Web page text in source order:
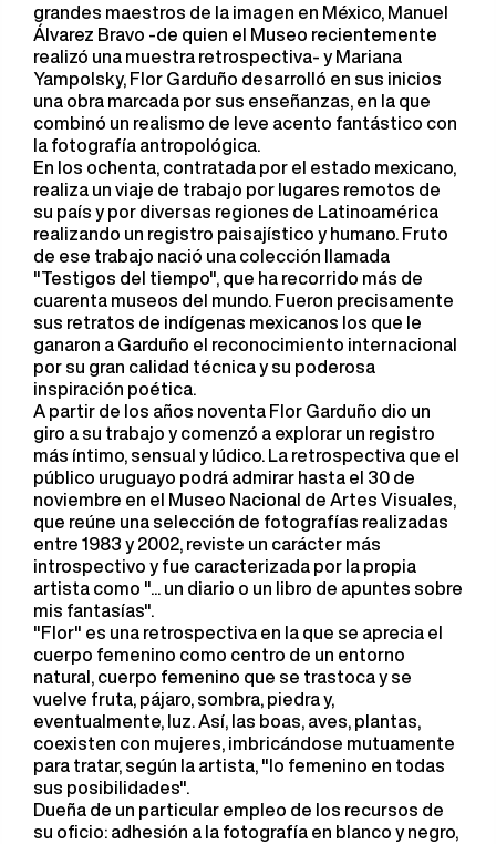
grandes maestros de la imagen en México, Manuel
Álvarez Bravo -de quien el Museo recientemente
realizó una muestra retrospectiva- y Mariana
Yampolsky, Flor Garduño desarrolló en sus inicios
una obra marcada por sus enseñanzas, en la que
combinó un realismo de leve acento fantástico con
la fotografía antropológica.
En los ochenta, contratada por el estado mexicano,
realiza un viaje de trabajo por lugares remotos de
su país y por diversas regiones de Latinoamérica
realizando un registro paisajístico y humano. Fruto
de ese trabajo nació una colección llamada
"Testigos del tiempo", que ha recorrido más de
cuarenta museos del mundo. Fueron precisamente
sus retratos de indígenas mexicanos los que le
ganaron a Garduño el reconocimiento internacional
por su gran calidad técnica y su poderosa
inspiración poética.
A partir de los años noventa Flor Garduño dio un
giro a su trabajo y comenzó a explorar un registro
más íntimo, sensual y lúdico. La retrospectiva que el
público uruguayo podrá admirar hasta el 30 de
noviembre en el Museo Nacional de Artes Visuales,
que reúne una selección de fotografías realizadas
entre 1983 y 2002, reviste un carácter más
introspectivo y fue caracterizada por la propia
artista como "... un diario o un libro de apuntes sobre
mis fantasías".
"Flor" es una retrospectiva en la que se aprecia el
cuerpo femenino como centro de un entorno
natural, cuerpo femenino que se trastoca y se
vuelve fruta, pájaro, sombra, piedra y,
eventualmente, luz. Así, las boas, aves, plantas,
coexisten con mujeres, imbricándose mutuamente
para tratar, según la artista, "lo femenino en todas
sus posibilidades".
Dueña de un particular empleo de los recursos de
su oficio: adhesión a la fotografía en blanco y negro,